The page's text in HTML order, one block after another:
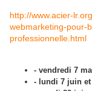
http://www.acier-
webmarketing-pour-
professionnelle.html
- vendredi 7
- lundi 7 juin